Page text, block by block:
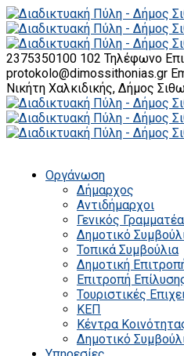
2375350100 102 Τηλέφωνο
protokolo@dimossithonias.gr
Νικήτη Χαλκιδικής, Δήμος
Οργάνωση
Δήμαρχος
Αντιδήμαρχοι
Γενικός
Δημοτικό
Τοπικά Συμβούλια
Δημοτική
Επιτροπή
Τουριστικές
ΚΕΠ
Κέντρα
Δημοτικό